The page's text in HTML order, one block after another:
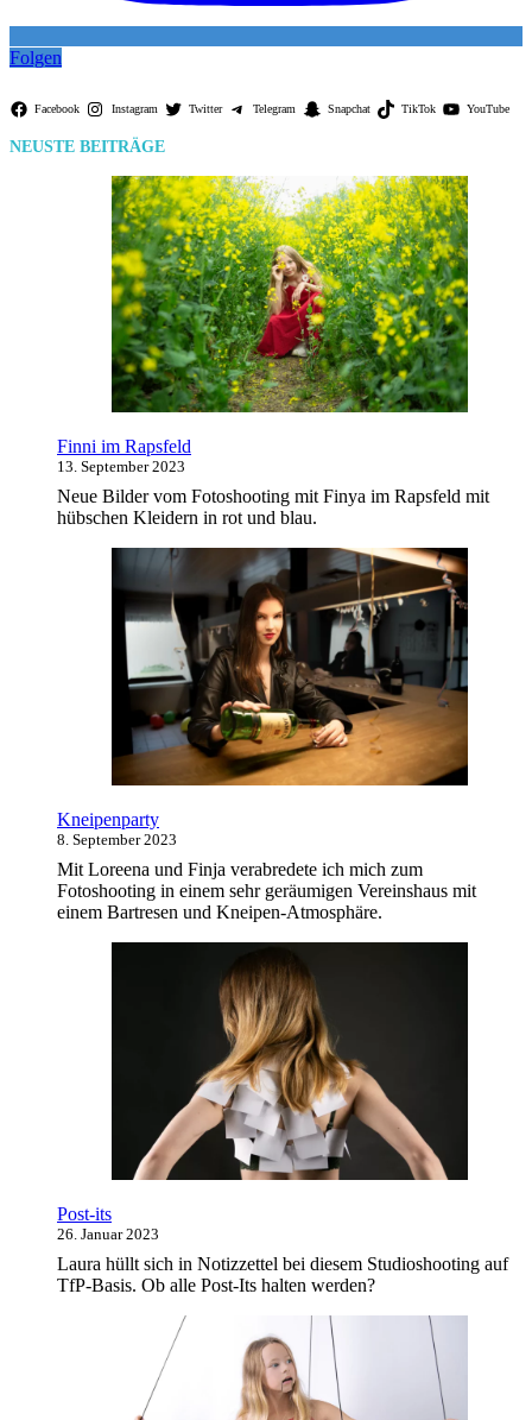
Folgen
Facebook Instagram Twitter Telegram Snapchat TikTok YouTube
NEUSTE BEITRÄGE
Finni im Rapsfeld
13. September 2023
Neue Bilder vom Fotoshooting mit Finya im Rapsfeld mit
hübschen Kleidern in rot und blau.
Kneipenparty
8. September 2023
Mit Loreena und Finja verabredete ich mich zum
Fotoshooting in einem sehr geräumigen Vereinshaus mit
einem Bartresen und Kneipen-Atmosphäre.
Post-its
26. Januar 2023
Laura hüllt sich in Notizzettel bei diesem Studioshooting auf
TfP-Basis. Ob alle Post-Its halten werden?